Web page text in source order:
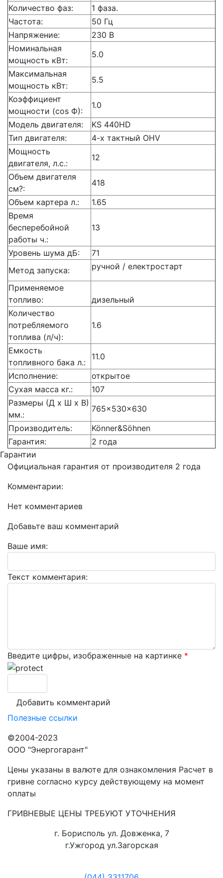
Количество фаз:
1 фаза.
Частота:
50 Гц
Напряжение:
230 В
Номинальная
мощность кВт:
5.0
Максимальная
мощность кВт:
5.5
Коэффициент
мощности (cos Ф):
1.0
Модель двигателя:
KS 440HD
Тип двигателя:
4-х тактный OHV
Мощность
двигателя, л.с.:
12
Объем двигателя
см?:
418
Объем картера л.:
1.65
Время
бесперебойной
работы ч.:
13
Уровень шума дБ:
71
Метод запуска:
ручной / електростарт
Применяемое
топливо:
дизельный
Количество
потребляемого
топлива (л/ч):
1.6
Емкость
топливного бака л.:
11.0
Исполнение:
открытое
Сухая масса кг.:
107
Размеры (Д x Ш x В)
мм.:
765×530×630
Производитель:
Könner&Söhnen
Гарантия:
2 года
Гарантии
Официальная гарантия от производителя 2 года
Комментарии:
Нет комментариев
Добавьте ваш комментарий
Ваше имя:
Текст комментария:
Введите цифры, изображенные на картинке *
Полезные ссылки
©2004-2023
ООО "Энергогарант"
Цены указаны в валюте для ознакомления Расчет в
гривне согласно курсу действующему на момент
оплаты
ГРИВНЕВЫЕ ЦЕНЫ ТРЕБУЮТ УТОЧНЕНИЯ
г. Борисполь ул. Довженка, 7
г.Ужгород ул.Загорская